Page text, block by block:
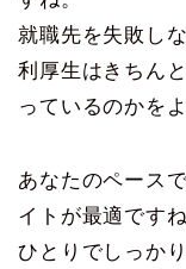
就職先を失敗し
利厚生はきちん
っているのかを
あなたのペース
イトが最適ですね
ひとりでしっか